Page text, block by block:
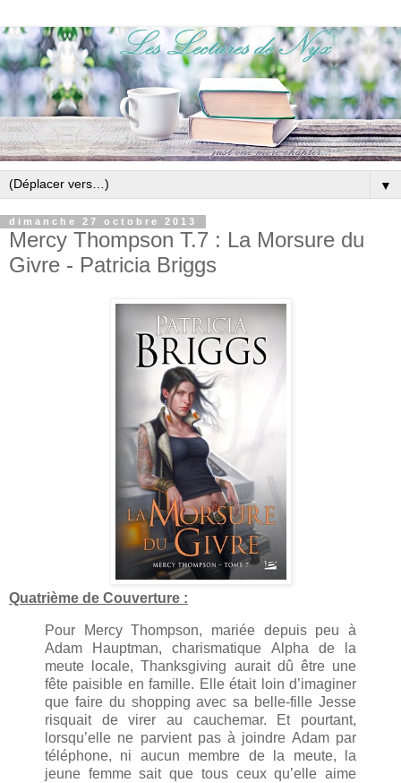
▼
dimanche 27 octobre 2013
Mercy Thompson T.7 : La Morsure du
Givre - Patricia Briggs
Quatrième de Couverture :
Pour Mercy Thompson, mariée depuis peu à
Adam Hauptman, charismatique Alpha de la
meute locale, Thanksgiving aurait dû être une
fête paisible en famille. Elle était loin d’imaginer
que faire du shopping avec sa belle-fille Jesse
risquait de virer au cauchemar. Et pourtant,
lorsqu’elle ne parvient pas à joindre Adam par
téléphone, ni aucun membre de la meute, la
jeune femme sait que tous ceux qu’elle aime